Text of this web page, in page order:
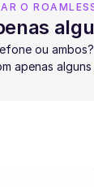
O
ou
apenas alguns